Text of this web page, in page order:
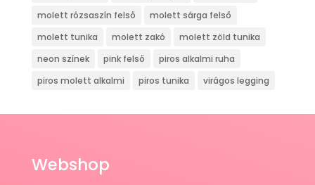
molett rózsaszín felső
molett sárga felső
molett tunika
molett zakó
molett zöld tunika
neon színek
pink felső
piros alkalmi ruha
piros molett alkalmi
piros tunika virágos legging
Webshop